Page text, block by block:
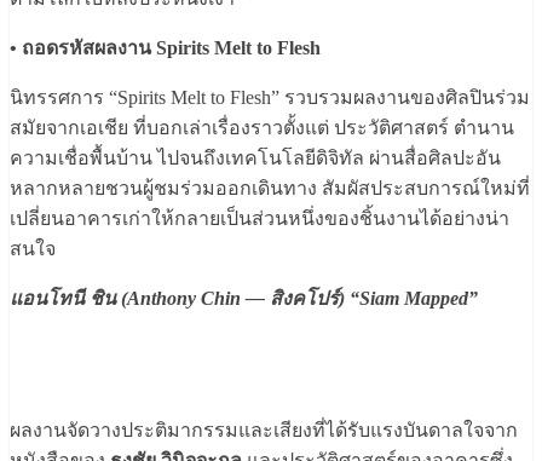
• ถอดรหัสผลงาน Spirits Melt to Flesh
นิทรรศการ “Spirits Melt to Flesh” รวบรวมผลงานของศิลปินร่วม
สมัยจากเอเชีย ที่บอกเล่าเรื่องราวตั้งแต่ ประวัติศาสตร์ ตำนาน
ความเชื่อพื้นบ้าน ไปจนถึงเทคโนโลยีดิจิทัล ผ่านสื่อศิลปะอัน
หลากหลายชวนผู้ชมร่วมออกเดินทาง สัมผัสประสบการณ์ใหม่ที่
เปลี่ยนอาคารเก่าให้กลายเป็นส่วนหนึ่งของชิ้นงานได้อย่างน่า
สนใจ
แอนโทนี ชิน (Anthony Chin — สิงคโปร์) “Siam Mapped”
ผลงานจัดวางประติมากรรมและเสียงที่ได้รับแรงบันดาลใจจาก